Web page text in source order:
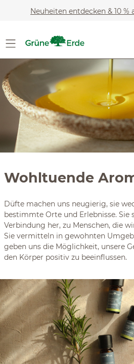
Zum Hauptinhalt springen
Neuheiten entdecken & 10 %
Wohltuende
Düfte machen uns neugierig, sie
bestimmte Orte und Erlebnisse. Sie
Verbindung her, zu Menschen, die
Sie vermitteln in gewohnten
geben uns die Möglichkeit, unsere
den Körper positiv zu beeinflussen.